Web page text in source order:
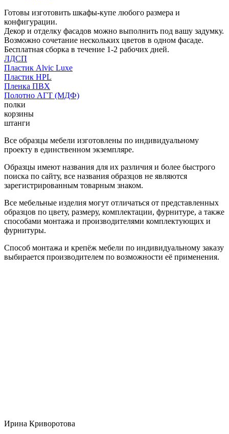
Готовы изготовить шкафы-купе любого размера и
конфигурации.
Декор и отделку фасадов можно выполнить под вашу задумку.
Возможно сочетание нескольких цветов в одном фасаде.
Бесплатная сборка в течение 1-2 рабочих дней.
ЛДСП
Пластик Alvic Luxe
Пластик HPL
Пленка ПВХ
Полотно АГТ (МДФ)
полки
корзины
штанги
Все образцы мебели изготовлены по индивидуальному
проекту в единственном экземпляре.
Образцы имеют названия для их различия и более быстрого
поиска по сайту, все названия образцов не являются
зарегистрированным товарным знаком.
Все мебельные изделия могут отличаться от представленных
образцов по цвету, размеру, комплектации, фурнитуре, а также
способами монтажа и производителями комплектующих и
фурнитуры.
Способ монтажа и крепёж мебели по индивидуальному заказу
выбирается производителем по возможности её применения.
Ирина Криворотова